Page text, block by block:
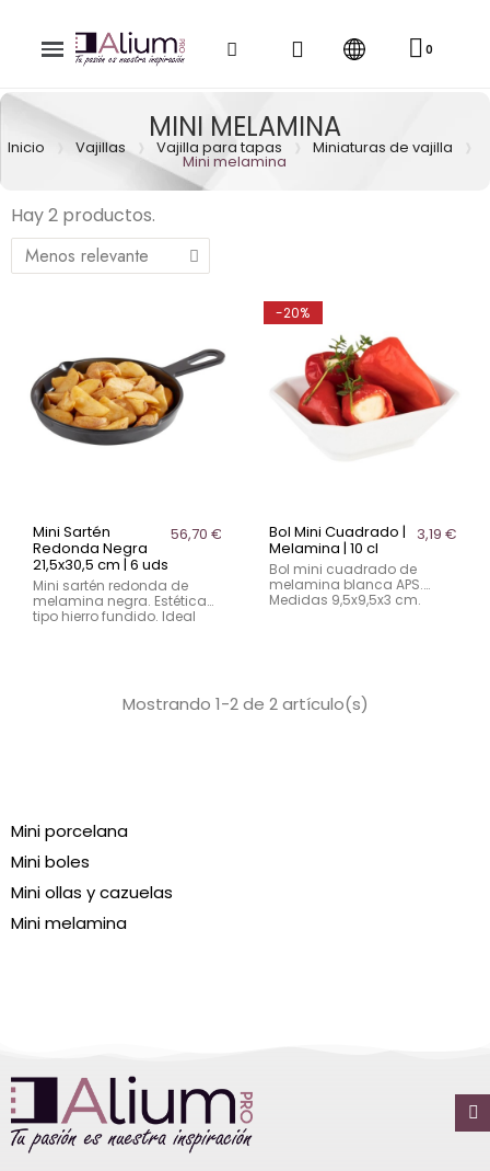
MINI MELAMINA
Inicio Vajillas Vajilla para tapas Miniaturas de vajilla
Mini melamina
Mini porcelana
Mini boles
Mini ollas y cazuelas
Mini melamina
Hay 2 productos.
Mini Sartén
Redonda Negra
21,5x30,5 cm | 6 uds
56,70 €
Mini sartén redonda de
melamina negra. Estética
tipo hierro fundido. Ideal
-20%
Bol Mini Cuadrado |
Melamina | 10 cl
3,19 €
Bol mini cuadrado de
melamina blanca APS.
Medidas 9,5x9,5x3 cm.
Mostrando 1-2 de 2 artículo(s)